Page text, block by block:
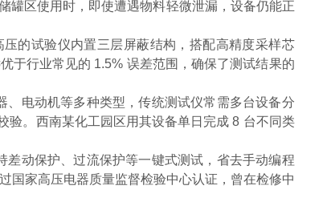
罐区使用时，即使遭遇物料轻微泄漏，设备仍能正
的试验仪内置三层屏蔽结构，搭配高精度采样芯
于行业常见的 1.5% 误差范围，确保了测试结果的
电动机等多种类型，传统测试仪常需多台设备分
验。西南某化工园区用其设备单日完成 8 台不同类
动保护、过流保护等一键式测试，省去手动编程
国家高压电器质量监督检验中心认证，曾在检修中